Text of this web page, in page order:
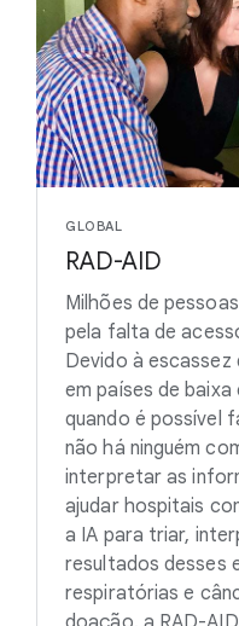
GLOBAL
RAD-AID
Milhões de
pela falta de
Devido à escassez
em países de baixa
quando é possível
não há ninguém
interpretar as
ajudar hospitais
a IA para triar,
resultados desses
respiratórias e